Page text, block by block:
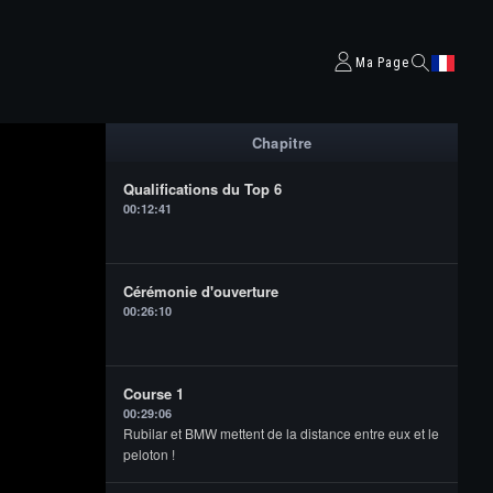
Ma Page
Chapitre
Qualifications du Top 6
00:12:41
Cérémonie d'ouverture
00:26:10
Course 1
00:29:06
Rubilar et BMW mettent de la distance entre eux et le
peloton !